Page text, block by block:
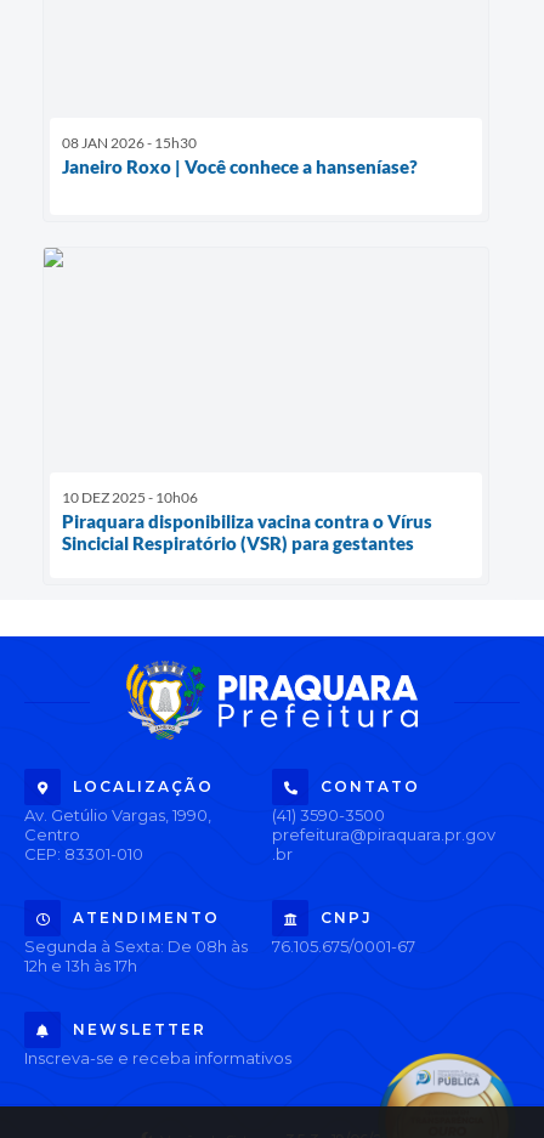
08 JAN 2026 - 15h30
Janeiro Roxo | Você conhece a hanseníase?
10 DEZ 2025 - 10h06
Piraquara disponibiliza vacina contra o Vírus
Sincicial Respiratório (VSR) para gestantes
LOCALIZAÇÃO
Av. Getúlio Vargas, 1990,
Centro
CEP: 83301-010
CONTATO
(41) 3590-3500
prefeitura@piraquara.pr.gov
.br
ATENDIMENTO
Segunda à Sexta: De 08h às
12h e 13h às 17h
CNPJ
76.105.675/0001-67
NEWSLETTER
Inscreva-se e receba informativos